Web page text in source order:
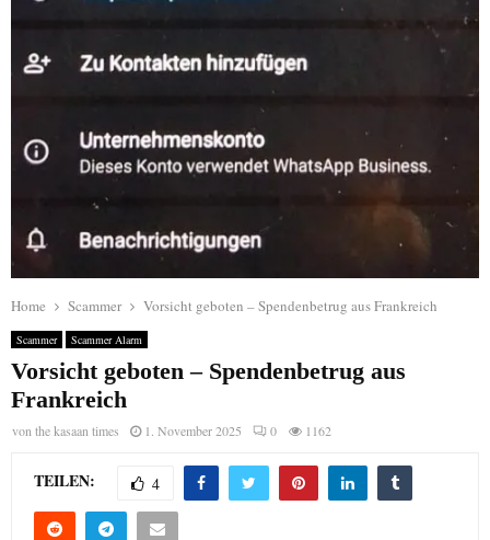
Home Scammer Vorsicht geboten – Spendenbetrug aus Frankreich
Scammer Scammer Alarm
Vorsicht geboten – Spendenbetrug aus
Frankreich
von the kasaan times 1. November 2025 0 1162
TEILEN: 4